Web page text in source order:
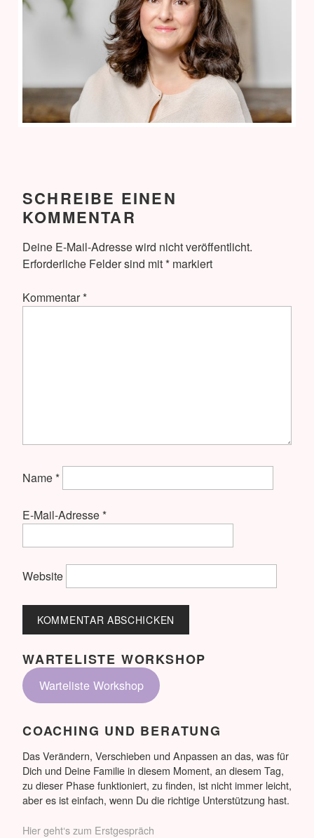
SCHREIBE EINEN
KOMMENTAR
Deine E-Mail-Adresse wird nicht veröffentlicht.
Erforderliche Felder sind mit* markiert
Kommentar*
Name*
E-Mail-Adresse*
Website
WARTELISTE WORKSHOP
Warteliste Workshop
COACHING UND BERATUNG
Das Verändern, Verschieben und Anpassen an das, was für
Dich und Deine Familie in diesem Moment, an diesem Tag,
zu dieser Phase funktioniert, zu finden, ist nicht immer leicht,
aber es ist einfach, wenn Du die richtige Unterstützung hast.
Hier geht‘s zum Erstgespräch